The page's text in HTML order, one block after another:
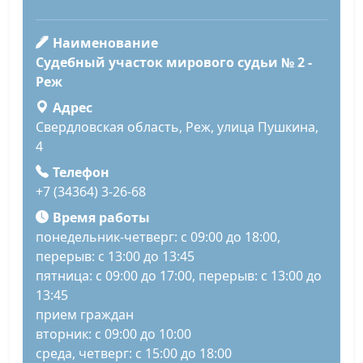
Наименование
Судебный участок мирового судьи № 2 -
Реж
Адрес
Свердловская область, Реж, улица Пушкина,
4
Телефон
+7 (34364) 3-26-68
Время работы
понедельник-четверг: с 09:00 до 18:00,
перерыв: с 13:00 до 13:45
пятница: с 09:00 до 17:00, перерыв: с 13:00 до
13:45
прием граждан
вторник: с 09:00 до 10:00
среда, четверг: с 15:00 до 18:00